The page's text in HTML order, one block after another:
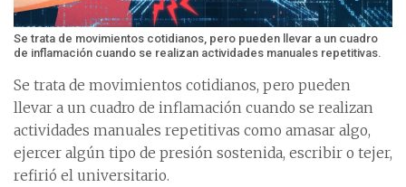
Se trata de movimientos cotidianos, pero pueden llevar a un cuadro
de inflamación cuando se realizan actividades manuales repetitivas.
Se trata de movimientos cotidianos, pero pueden
llevar a un cuadro de inflamación cuando se realizan
actividades manuales repetitivas como amasar algo,
ejercer algún tipo de presión sostenida, escribir o tejer,
refirió el universitario.